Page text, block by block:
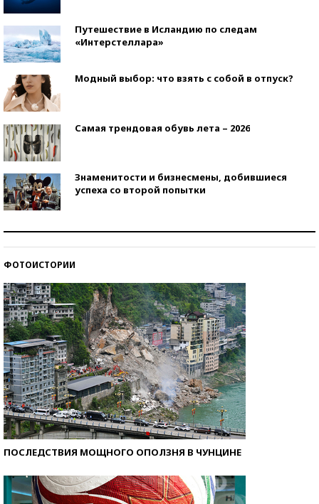
Путешествие в Исландию по следам
«Интерстеллара»
Модный выбор: что взять с собой в отпуск?
Самая трендовая обувь лета – 2026
Знаменитости и бизнесмены, добившиеся
успеха со второй попытки
ФОТОИСТОРИИ
ПОСЛЕДСТВИЯ МОЩНОГО ОПОЛЗНЯ В ЧУНЦИНЕ